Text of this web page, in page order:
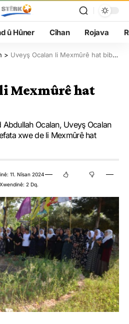
û Hûner Cîhan Rojava
> Uveyş Ocalan li Mexmûrê hat bibîranîn
Mexmûrê hat
Abdullah Ocalan, Uveyş Ocalan
xwe de li Mexmûrê hat
11. Nîsan 2024
2 Dq.